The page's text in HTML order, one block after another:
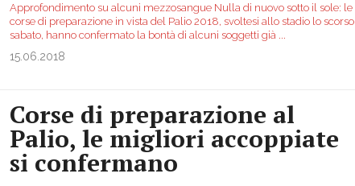
Approfondimento su alcuni mezzosangue Nulla di nuovo sotto il sole: le
corse di preparazione in vista del Palio 2018, svoltesi allo stadio lo scorso
sabato, hanno confermato la bontà di alcuni soggetti già
15.06.2018
Corse di preparazione al
Palio, le migliori accoppiate
si confermano